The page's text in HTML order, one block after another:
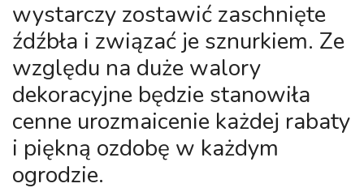
wystarczy zostawić zaschnięte
źdźbła i związać je sznurkiem. Ze
względu na duże walory
dekoracyjne będzie stanowiła
cenne urozmaicenie każdej rabaty
i piękną ozdobę w każdym
ogrodzie.